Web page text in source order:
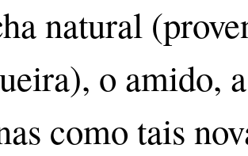
natural
o amido,
como tais